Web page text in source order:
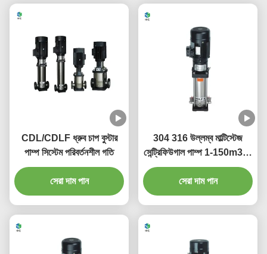
CDL/CDLF ধ্রুব চাপ বুস্টার
পাম্প সিস্টেম পরিবর্তনশীল গতি
সেরা দাম পান
304 316 উল্লম্ব মাল্টিস্টেজ
সেন্ট্রিফিউগাল পাম্প 1-150m3/H
নিম্নচাপ
সেরা দাম পান